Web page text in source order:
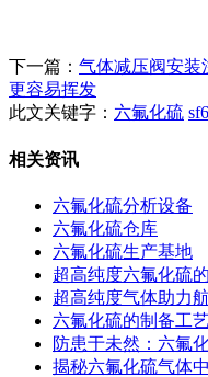
下一篇： 气体减压阀安装
更容易挥发
此文关键字： 六氟化硫 sf6
相关资讯
六氟化硫分析设备
六氟化硫仓库
六氟化硫生产基地
超高纯度六氟化硫
超高纯度气体助力
六氟化硫的制备工
防患于未然：六氟
揭秘六氟化硫气体